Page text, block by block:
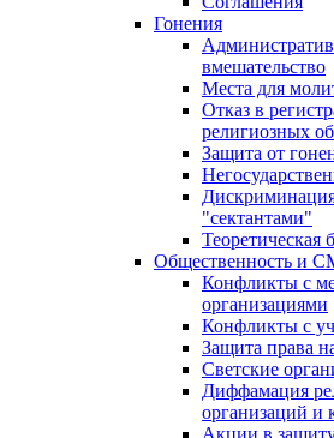
Гонения
вмешательство
Места для
Отказ в
религиозных
Защита от
"сектантами"
Теоретическая
Общественность и
Конфликты с
организациями
Конфликты с
Защита права
Светские
Диффамация
организаций
Акции в